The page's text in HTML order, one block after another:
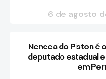
6 de agosto
Neneca do Piston é
deputado estadual
em